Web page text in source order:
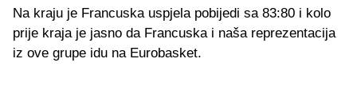
Na kraju je Francuska uspjela pobijedi sa 83:80 i kolo
prije kraja je jasno da Francuska i naša reprezentacija
iz ove grupe idu na Eurobasket.